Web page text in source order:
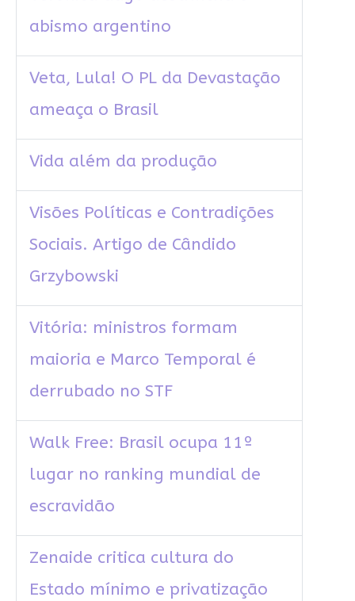
abismo argentino
Veta, Lula! O PL da Devastação
ameaça o Brasil
Vida além da produção
Visões Políticas e Contradições
Sociais. Artigo de Cândido
Grzybowski
Vitória: ministros formam
maioria e Marco Temporal é
derrubado no STF
Walk Free: Brasil ocupa 11º
lugar no ranking mundial de
escravidão
Zenaide critica cultura do
Estado mínimo e privatização